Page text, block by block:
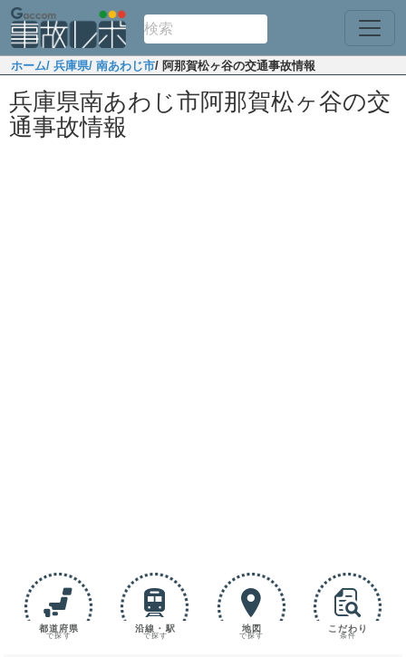
ホーム/ 兵庫県/ 南あわじ市/ 阿那賀松ヶ谷の交通事故情報
兵庫県南あわじ市阿那賀松ヶ谷の交
通事故情報
都道府県
で探す
沿線・駅
で探す
地図
で探す
こだわり
条件